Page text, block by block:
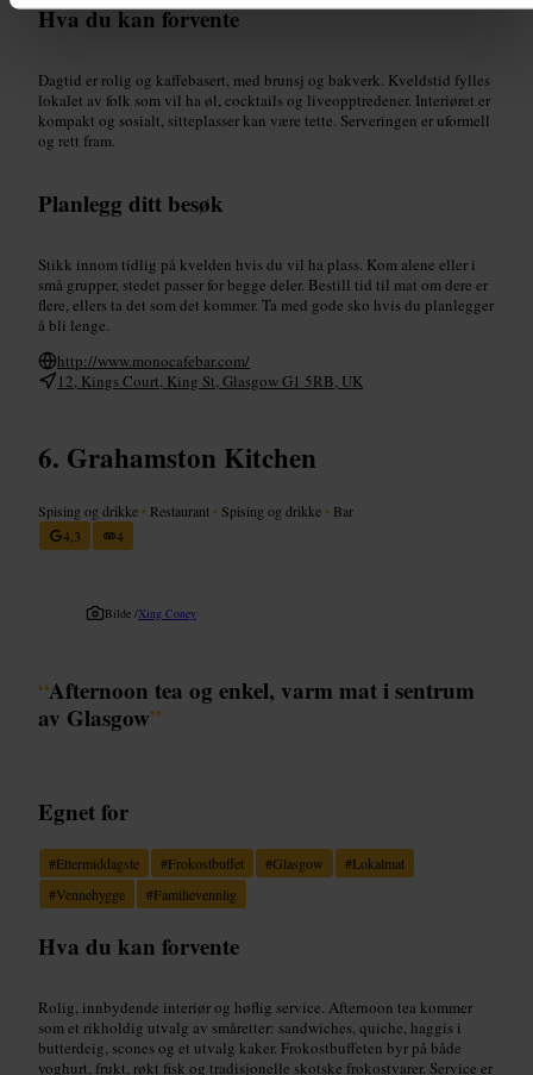
Hva du kan forvente
Dagtid er rolig og kaffebasert, med brunsj og bakverk. Kveldstid fylles
lokalet av folk som vil ha øl, cocktails og liveopptredener. Interiøret er
kompakt og sosialt, sitteplasser kan være tette. Serveringen er uformell
og rett fram.
Planlegg ditt besøk
Stikk innom tidlig på kvelden hvis du vil ha plass. Kom alene eller i
små grupper, stedet passer for begge deler. Bestill tid til mat om dere er
flere, ellers ta det som det kommer. Ta med gode sko hvis du planlegger
å bli lenge.
http://www.monocafebar.com/
12, Kings Court, King St, Glasgow G1 5RB, UK
Grahamston Kitchen
Spising og drikke • Restaurant • Spising og drikke • Bar
4,3
4
Bilde /Xing Coney
“Afternoon tea og enkel, varm mat i sentrum
av Glasgow”
Egnet for
#Ettermiddagste #Frokostbuffet #Glasgow #Lokalmat
#Vennehygge #Familievennlig
Hva du kan forvente
Rolig, innbydende interiør og høflig service. Afternoon tea kommer
som et rikholdig utvalg av småretter: sandwiches, quiche, haggis i
butterdeig, scones og et utvalg kaker. Frokostbuffeten byr på både
yoghurt, frukt, røkt fisk og tradisjonelle skotske frokostvarer. Service er